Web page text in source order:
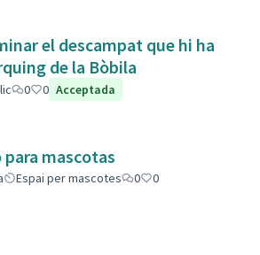
el descampat que hi ha
de la Bòbila
0 0 Acceptada
para mascotas
Espai per mascotes 0
0